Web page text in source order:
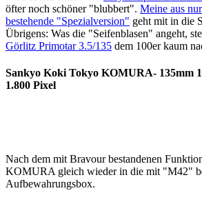
öfter noch schöner "blubbert". Meine aus
bestehende "Spezialversion" geht mit in die
Übrigens: Was die "Seifenblasen" angeht,
Görlitz Primotar 3.5/135 dem 100er kaum
Sankyo Koki Tokyo KOMURA- 135mm
1.800 Pixel
Nach dem mit Bravour bestandenen
KOMURA gleich wieder in die mit "M42"
Aufbewahrungsbox.